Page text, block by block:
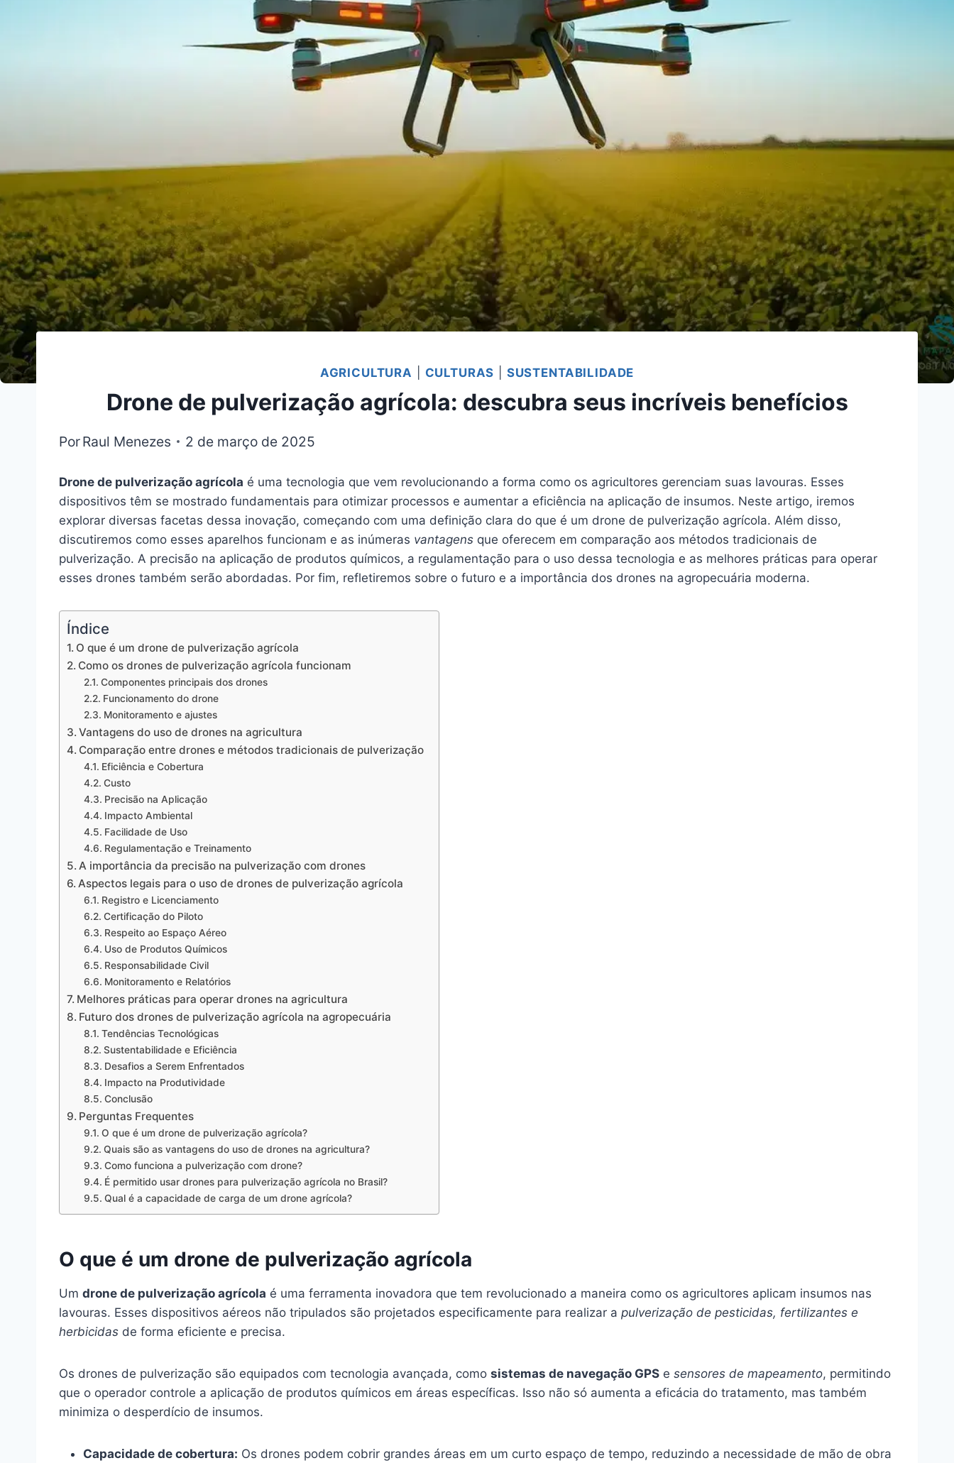
AGRICULTURA CULTURAS SUSTENTABILIDADE
Drone de pulverização agrícola: descubra seus incríveis benefícios
PorRaul Menezes 2 de março de 2025
Drone de pulverização agrícola é uma tecnologia que vem revolucionando a forma como os agricultores gerenciam suas lavouras. Esses
dispositivos têm se mostrado fundamentais para otimizar processos e aumentar a eficiência na aplicação de insumos. Neste artigo, iremos
explorar diversas facetas dessa inovação, começando com uma definição clara do que é um drone de pulverização agrícola. Além disso,
discutiremos como esses aparelhos funcionam e as inúmeras vantagens que oferecem em comparação aos métodos tradicionais de
pulverização. A precisão na aplicação de produtos químicos, a regulamentação para o uso dessa tecnologia e as melhores práticas para operar
esses drones também serão abordadas. Por fim, refletiremos sobre o futuro e a importância dos drones na agropecuária moderna.
Índice
O que é um drone de pulverização agrícola
Como os drones de pulverização agrícola funcionam
Componentes principais dos drones
Funcionamento do drone
Monitoramento e ajustes
Vantagens do uso de drones na agricultura
Comparação entre drones e métodos tradicionais de pulverização
Eficiência e Cobertura
Custo
Precisão na Aplicação
Impacto Ambiental
Facilidade de Uso
Regulamentação e Treinamento
A importância da precisão na pulverização com drones
Aspectos legais para o uso de drones de pulverização agrícola
Registro e Licenciamento
Certificação do Piloto
Respeito ao Espaço Aéreo
Uso de Produtos Químicos
Responsabilidade Civil
Monitoramento e Relatórios
Melhores práticas para operar drones na agricultura
Futuro dos drones de pulverização agrícola na agropecuária
Tendências Tecnológicas
Sustentabilidade e Eficiência
Desafios a Serem Enfrentados
Impacto na Produtividade
Conclusão
Perguntas Frequentes
O que é um drone de pulverização agrícola?
Quais são as vantagens do uso de drones na agricultura?
Como funciona a pulverização com drone?
É permitido usar drones para pulverização agrícola no Brasil?
Qual é a capacidade de carga de um drone agrícola?
O que é um drone de pulverização agrícola
Um drone de pulverização agrícola é uma ferramenta inovadora que tem revolucionado a maneira como os agricultores aplicam insumos nas
lavouras. Esses dispositivos aéreos não tripulados são projetados especificamente para realizar a pulverização de pesticidas, fertilizantes e
herbicidas de forma eficiente e precisa.
Os drones de pulverização são equipados com tecnologia avançada, como sistemas de navegação GPS e sensores de mapeamento, permitindo
que o operador controle a aplicação de produtos químicos em áreas específicas. Isso não só aumenta a eficácia do tratamento, mas também
minimiza o desperdício de insumos.
Capacidade de cobertura: Os drones podem cobrir grandes áreas em um curto espaço de tempo, reduzindo a necessidade de mão de obra